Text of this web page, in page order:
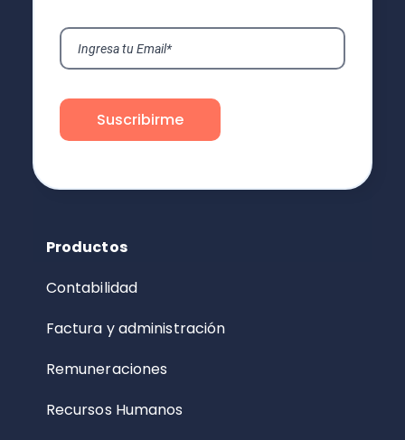
Productos
Contabilidad
Factura y administración
Remuneraciones
Recursos Humanos